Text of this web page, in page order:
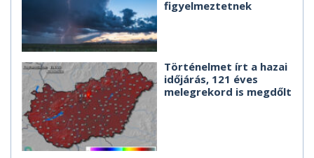
figyelmeztetnek
Történelmet írt a hazai
időjárás, 121 éves
melegrekord is megdőlt